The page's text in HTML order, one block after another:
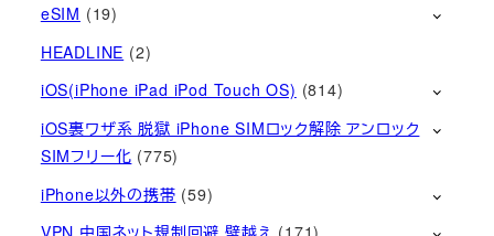
eSIM (19)
HEADLINE (2)
iOS(iPhone iPad iPod Touch OS) (814)
iOS裏ワザ系 脱獄 iPhone SIMロック解除 アンロック
SIMフリー化 (775)
iPhone以外の携帯 (59)